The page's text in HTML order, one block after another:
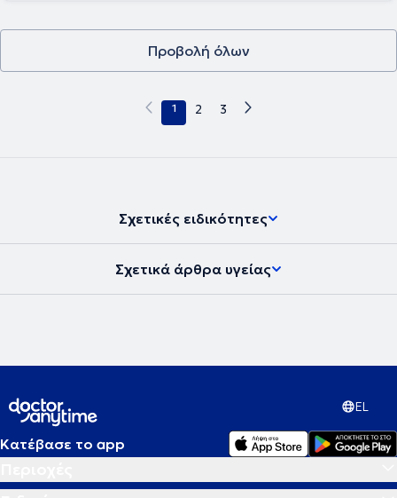
Προβολή όλων
1 2 3
Σχετικές ειδικότητες
Σχετικά άρθρα υγείας
EL
Κατέβασε το app